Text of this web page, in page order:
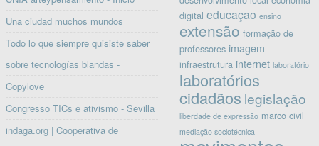
Una ciudad muchos mundos
Todo lo que siempre quisiste saber
sobre tecnologías blandas -
Copylove
Congresso TICs e ativismo - Sevilla
indaga.org | Cooperativa de
digital educaçao ensino
extensão formação de
professores imagem
infraestrutura internet laboratório
laboratórios
cidadãos legislação
liberdade de expressão marco civil
mediação sociotécnica